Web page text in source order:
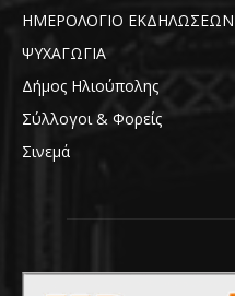
ΗΜΕΡΟΛΟΓΙΟ ΕΚΔΗΛΩΣΕΩΝ
ΨΥΧΑΓΩΓΙΑ
Δήμος Ηλιούπολης
Σύλλογοι & Φορείς
Σινεμά